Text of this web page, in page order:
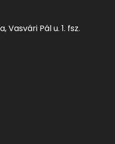
Vasvári Pál u. 1. fsz.